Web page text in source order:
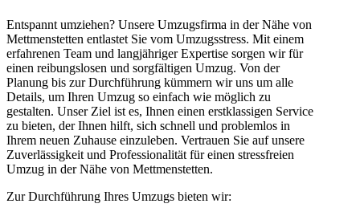
Entspannt umziehen? Unsere Umzugsfirma in der Nähe von
Mettmenstetten entlastet Sie vom Umzugsstress. Mit einem
erfahrenen Team und langjähriger Expertise sorgen wir für
einen reibungslosen und sorgfältigen Umzug. Von der
Planung bis zur Durchführung kümmern wir uns um alle
Details, um Ihren Umzug so einfach wie möglich zu
gestalten. Unser Ziel ist es, Ihnen einen erstklassigen Service
zu bieten, der Ihnen hilft, sich schnell und problemlos in
Ihrem neuen Zuhause einzuleben. Vertrauen Sie auf unsere
Zuverlässigkeit und Professionalität für einen stressfreien
Umzug in der Nähe von Mettmenstetten.
Zur Durchführung Ihres Umzugs bieten wir: